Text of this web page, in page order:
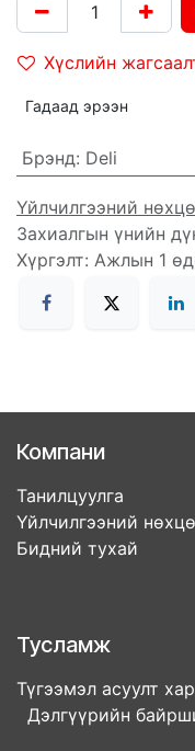
Хүслийн
Гадаад эрээн
Брэнд: Deli
Үйлчилгээний
Захиалгын үнийн
Хүргэлт: Ажлын 1
Компани
Танилцуулга
Үйлчилгээний
Бидний тухай
Тусламж
Түгээмэл асуулт
Дэлгүүрийн